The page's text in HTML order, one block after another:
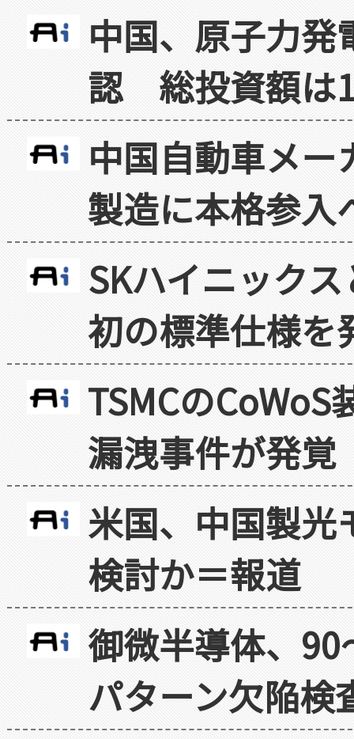
中国、原子力
認 総投資額は
中国自動車メ
製造に本格参入
SKハイニック
初の標準仕様を
TSMCの
漏洩事件が発覚
米国、中国製光
検討か＝報道
御微半導体、
パターン欠陥検